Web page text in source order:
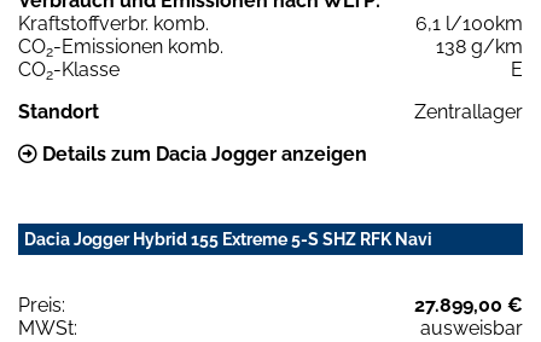
Kraftstoffverbr. komb.
6,1 l/100km
CO2-Emissionen komb.
138 g/km
CO2-Klasse
E
Standort
Zentrallager
Details zum Dacia Jogger anzeigen
Dacia Jogger Hybrid 155 Extreme 5-S SHZ RFK Navi
Preis:
27.899,00 €
MWSt:
ausweisbar